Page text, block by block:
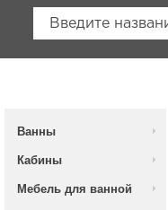
Введите
Ванны
Кабины
Мебель для ванной